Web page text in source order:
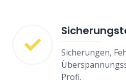
Sicherungen,
Profi.